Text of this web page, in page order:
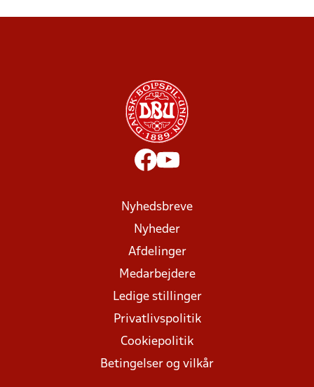
Nyhedsbreve
Nyheder
Afdelinger
Medarbejdere
Ledige stillinger
Privatlivspolitik
Cookiepolitik
Betingelser og vilkår